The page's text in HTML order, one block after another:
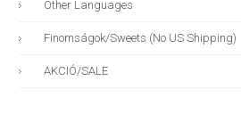
Other Languages
Finomságok/sweets (no US Shipping)
AKCIÓ/SALE